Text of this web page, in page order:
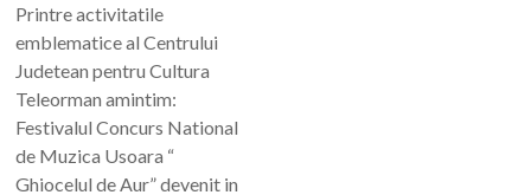
Printre activitatile
emblematice al Centrului
Judetean pentru Cultura
Teleorman amintim:
Festivalul Concurs National
de Muzica Usoara “
Ghiocelul de Aur” devenit in